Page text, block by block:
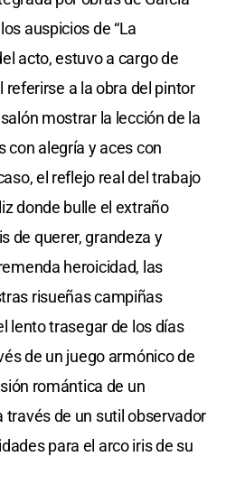
auspicios de “La
acto, estuvo a cargo de
referirse a la obra del pintor
mostrar la lección de la
con alegría y aces con
el reflejo real del trabajo
donde bulle el extraño
de querer, grandeza y
heroicidad, las
risueñas campiñas
lento trasegar de los días
de un juego armónico de
romántica de un
de un sutil observador
para el arco iris de su